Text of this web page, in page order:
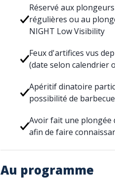
Réservé aux
régulières ou au
NIGHT Low Visibility
Feux d'artifices vus
(date selon calendrier
Apéritif dinatoire
possibilité de
Avoir fait une plongée
afin de faire
Au programme